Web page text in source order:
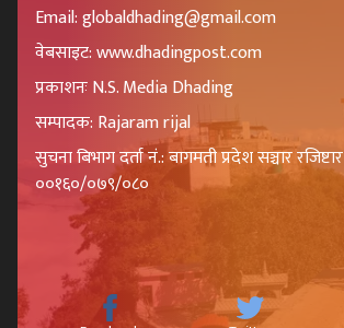
Email: globaldhading@gmail.com
वेबसाइट: www.dhadingpost.com
प्रकाशनः N.S. Media Dhading
सम्पादक: Rajaram rijal
सुचना बिभाग दर्ता नं.: बागमती प्रदेश सञ्चार रजिष्टार
००१६०/०७९/०८०